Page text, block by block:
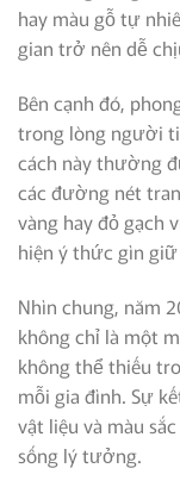
hay màu gỗ tự
gian trở nên dễ
Bên cạnh đó,
trong lòng người
cách này thường
các đường nét
vàng hay đỏ gạch
hiện ý thức gìn
Nhìn chung, năm
không chỉ là một
không thể thiếu
mỗi gia đình. Sự
vật liệu và màu
sống lý tưởng.